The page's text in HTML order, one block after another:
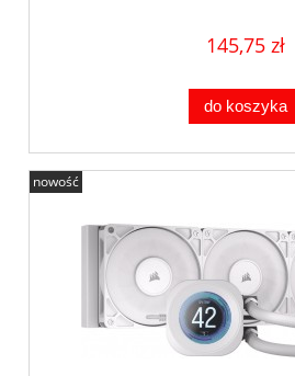
145,75 zł
do koszyka
nowość